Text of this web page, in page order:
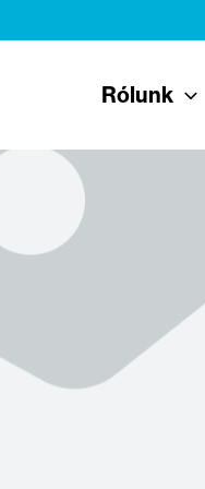
Rólunk